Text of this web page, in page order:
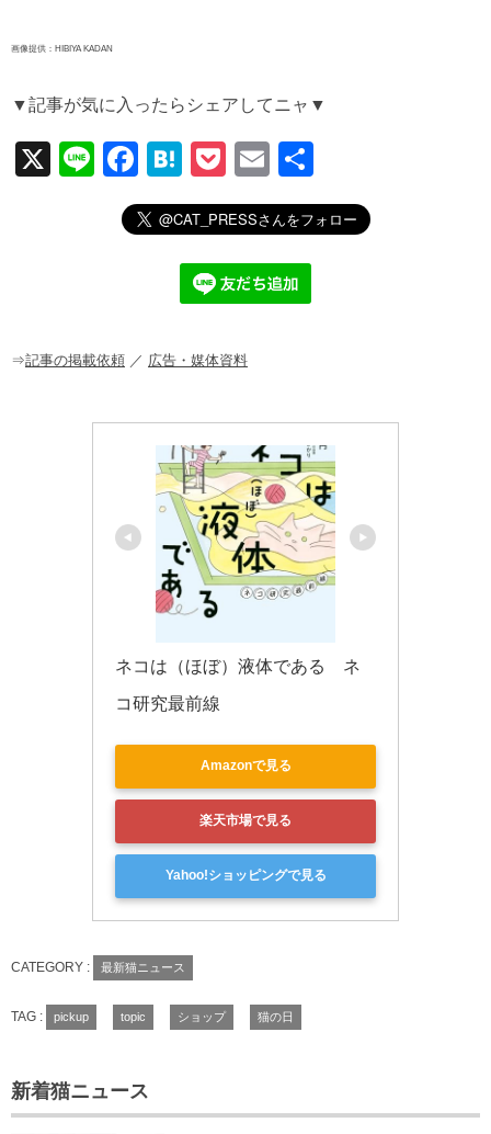
画像提供：HIBIYA KADAN
▼記事が気に入ったらシェアしてニャ▼
X
Li
F
a
c
o
H
at
e
n
a
P
o
ck
et
E
m
ail
有
⇒記事の掲載依頼 ／ 広告・媒体資料
ネコは（ほぼ）液体である　ネ
コ研究最前線
Amazonで見る
楽天市場で見る
Yahoo!ショッピングで見る
CATEGORY : 最新猫ニュース
TAG : pickup topic ショップ 猫の日
新着猫ニュース